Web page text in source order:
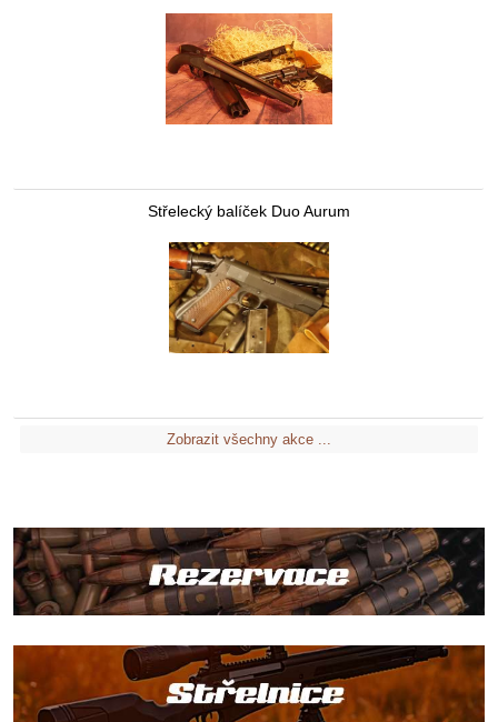
Střelecký balíček Duo Aurum
Zobrazit všechny akce ...